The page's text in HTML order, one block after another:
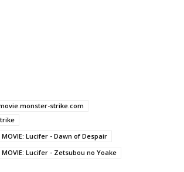
strike.com
Lucifer - Dawn of Despair
Lucifer - Zetsubou no Yoake